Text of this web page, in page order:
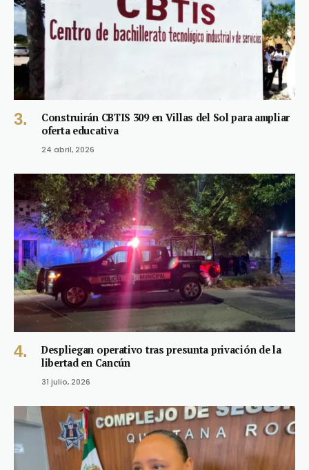
Construirán CBTIS 309 en Villas del Sol para ampliar
oferta educativa
24 abril, 2026
Despliegan operativo tras presunta privación de la
libertad en Cancún
31 julio, 2026